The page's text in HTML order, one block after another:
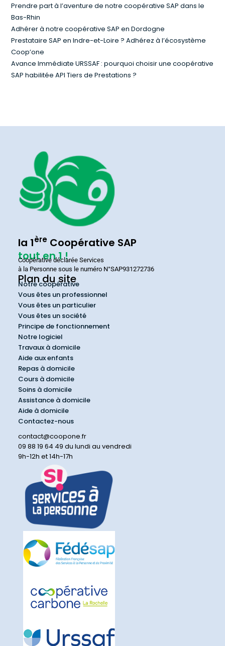
Prendre part à l’aventure de notre coopérative SAP dans le
Bas-Rhin
Adhérer à notre coopérative SAP en Dordogne
Prestataire SAP en Indre-et-Loire ? Adhérez à l’écosystème
Coop’one
Avance Immédiate URSSAF : pourquoi choisir une coopérative
SAP habilitée API Tiers de Prestations ?
la 1ère Coopérative SAP
tout en 1 !
Coopérative déclarée Services
à la Personne sous le numéro N°SAP931272736
Plan du site
Notre coopérative
Vous êtes un professionnel
Vous êtes un particulier
Vous êtes un société
Principe de fonctionnement
Notre logiciel
Travaux à domicile
Aide aux enfants
Repas à domicile
Cours à domicile
Soins à domicile
Assistance à domicile
Aide à domicile
Contactez-nous
contact@coopone.fr
09 88 19 64 49 du lundi au vendredi
9h-12h et 14h-17h